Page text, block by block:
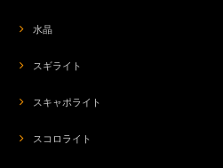
水晶
スギライト
スキャポライト
スコロライト